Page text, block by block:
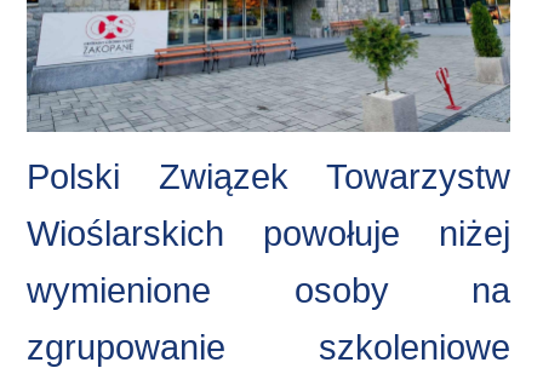
Polski Związek Towarzystw
Wioślarskich powołuje niżej
wymienione osoby na
zgrupowanie szkoleniowe